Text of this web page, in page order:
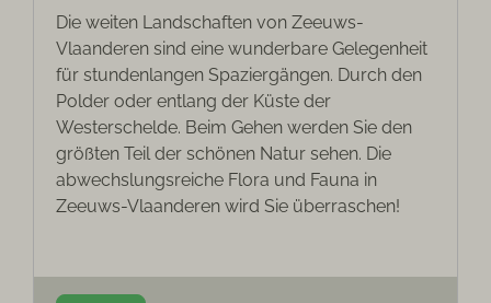
Die weiten Landschaften von Zeeuws-
Vlaanderen sind eine wunderbare Gelegenheit
für stundenlangen Spaziergängen. Durch den
Polder oder entlang der Küste der
Westerschelde. Beim Gehen werden Sie den
größten Teil der schönen Natur sehen. Die
abwechslungsreiche Flora und Fauna in
Zeeuws-Vlaanderen wird Sie überraschen!